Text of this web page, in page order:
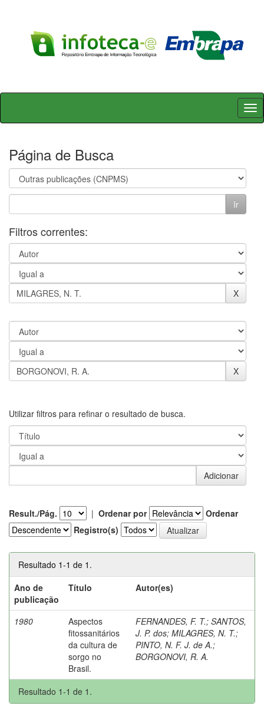
Skip
Página de Busca
Filtros correntes:
Utilizar filtros para refinar o resultado de busca.
Result./Pág. | Ordenar por
Ordenar
Registro(s)
Resultado 1-1 de 1.
Ano de
publicação
Título Autor(es)
1980
Aspectos
fitossanitários
da cultura de
sorgo no
Brasil.
FERNANDES, F. T.; SANTOS,
J. P. dos; MILAGRES, N. T.;
PINTO, N. F. J. de A.;
BORGONOVI, R. A.
Resultado 1-1 de 1.